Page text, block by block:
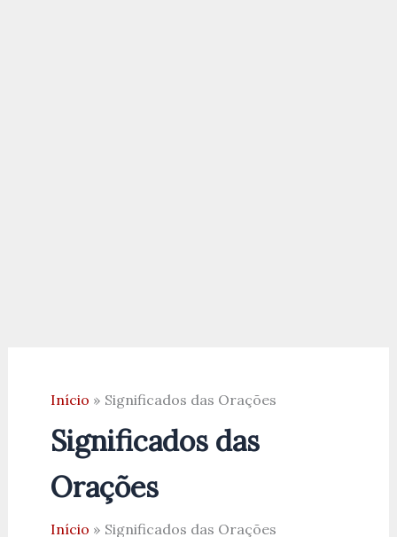
Início Significados das Orações
Significados das
Orações
Início Significados das Orações